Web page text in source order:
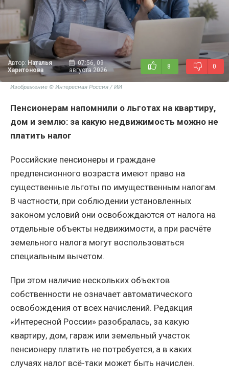
Автор: Наталья
Харитонова
07:56, 09
августа 2026
8 0
Изображение © Интересная Россия / ИИ
Пенсионерам напомнили о льготах на квартиру,
дом и землю: за какую недвижимость можно не
платить налог
Российские пенсионеры и граждане
предпенсионного возраста имеют право на
существенные льготы по имущественным налогам.
В частности, при соблюдении установленных
законом условий они освобождаются от налога на
отдельные объекты недвижимости, а при расчёте
земельного налога могут воспользоваться
специальным вычетом.
При этом наличие нескольких объектов
собственности не означает автоматического
освобождения от всех начислений. Редакция
«Интересной России» разобралась, за какую
квартиру, дом, гараж или земельный участок
пенсионеру платить не потребуется, а в каких
случаях налог всё-таки может быть начислен.